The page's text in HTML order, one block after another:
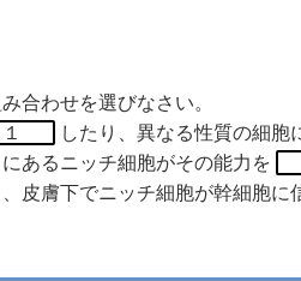
合わせを選びなさい。
したり、異なる性質の細胞
あるニッチ細胞がその能力を
皮膚下でニッチ細胞が幹細胞に